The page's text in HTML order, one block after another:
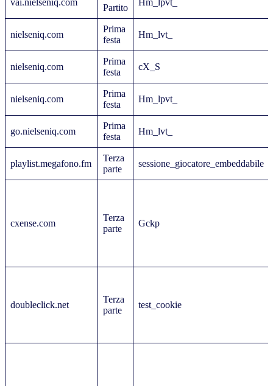
vai.nielseniq.com
Partito
Hm_lpvt_
nielseniq.com
Prima
festa
Hm_lvt_
nielseniq.com
Prima
festa
cX_S
nielseniq.com
Prima
festa
Hm_lpvt_
go.nielseniq.com
Prima
festa
Hm_lvt_
playlist.megafono.fm
Terza
parte
sessione_giocatore_embeddabile
cxense.com
Terza
parte
Gckp
doubleclick.net
Terza
parte
test_cookie